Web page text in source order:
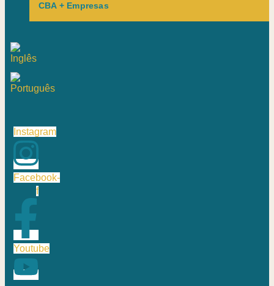
CBA + Empresas
Instagram
Facebook-
f
Youtube